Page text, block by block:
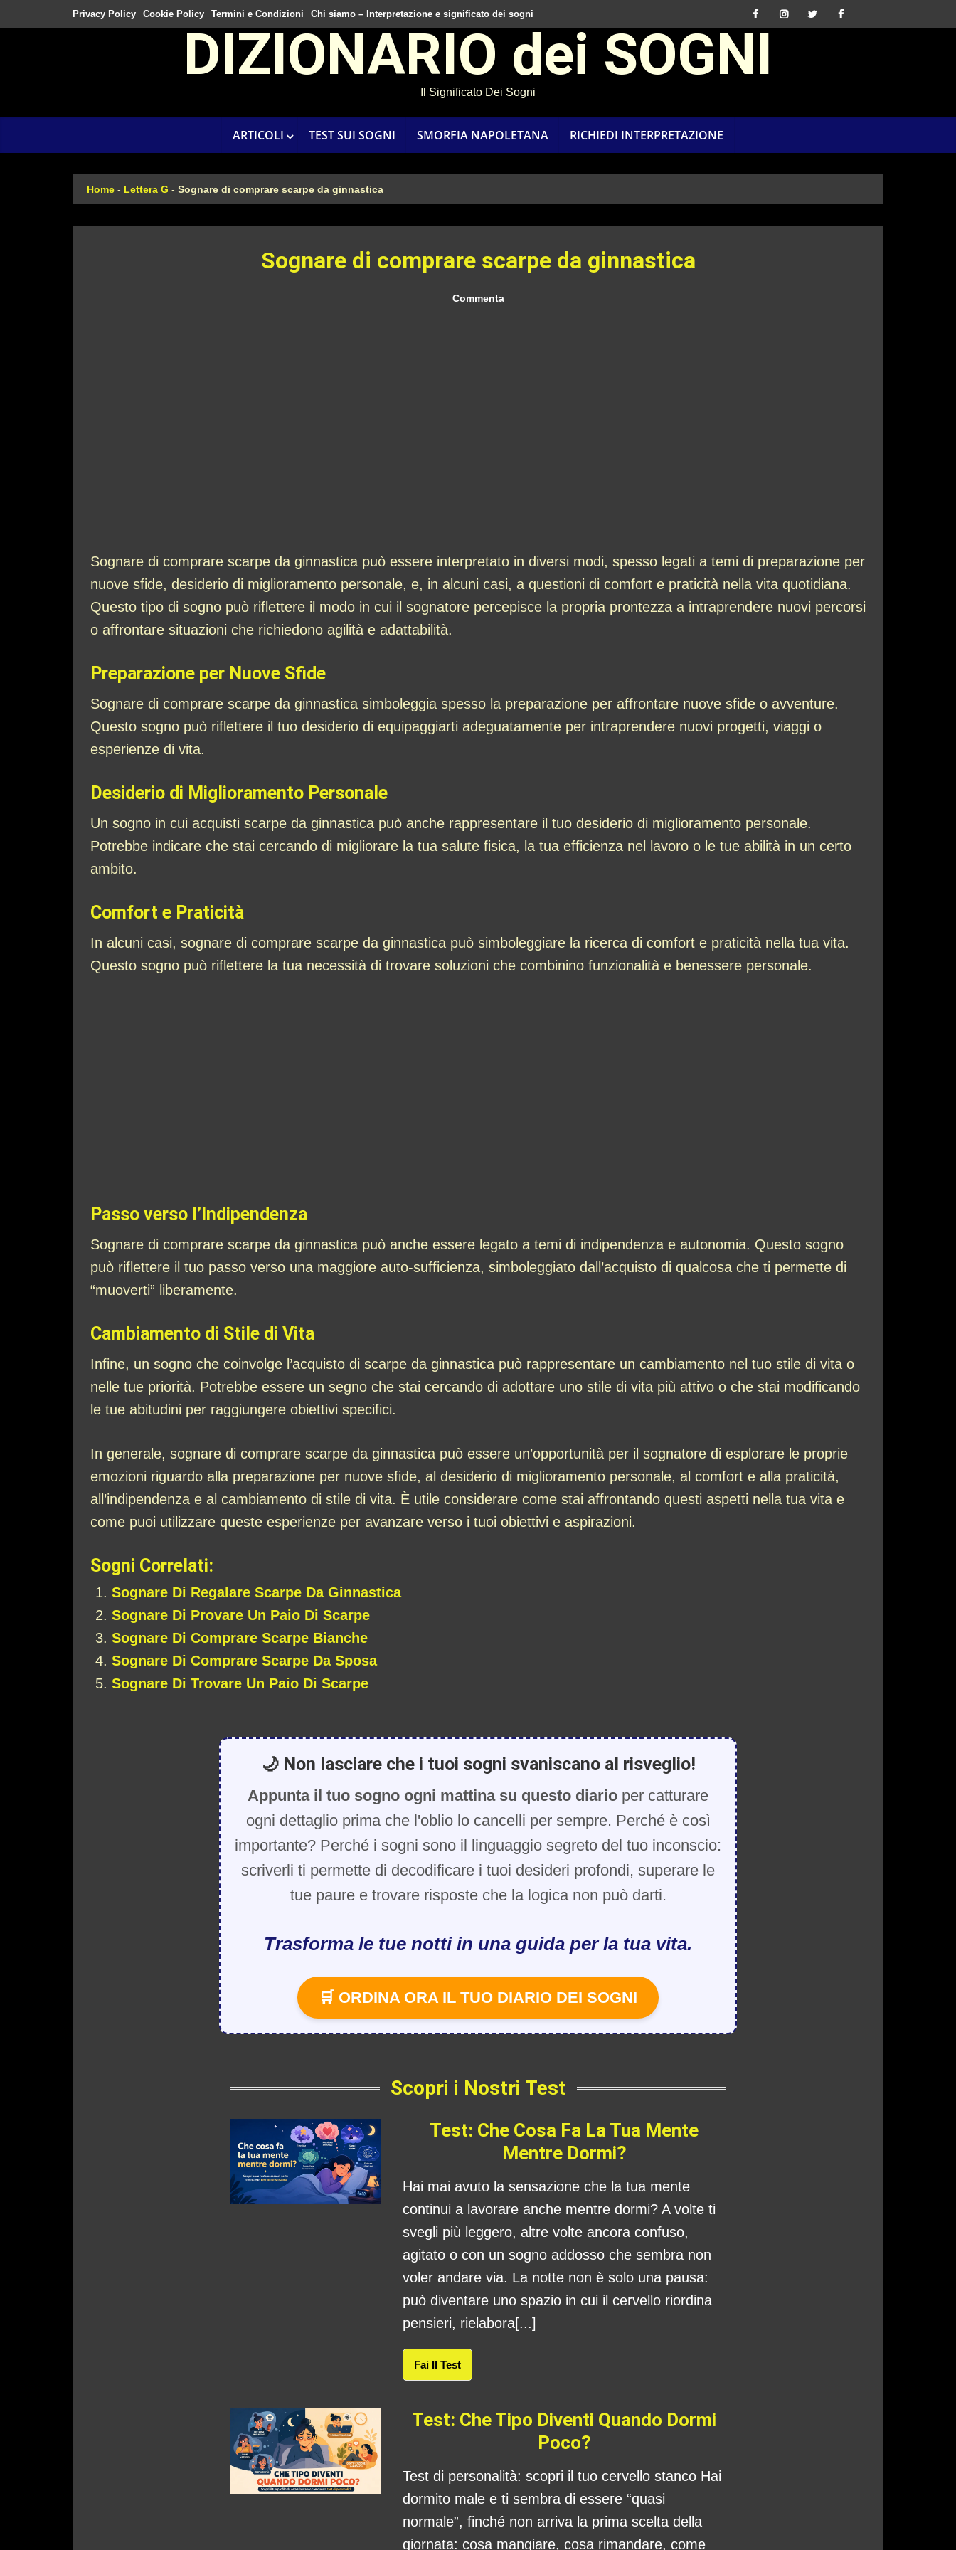
Privacy Policy Cookie Policy Termini e Condizioni Chi siamo – Interpretazione e significato dei sogni
DIZIONARIO dei SOGNI
Il Significato Dei Sogni
ARTICOLI TEST SUI SOGNI SMORFIA NAPOLETANA RICHIEDI INTERPRETAZIONE
Home - Lettera G - Sognare di comprare scarpe da ginnastica
Sognare di comprare scarpe da ginnastica
Commenta
Sognare di comprare scarpe da ginnastica può essere interpretato in diversi modi, spesso legati a temi di preparazione per
nuove sfide, desiderio di miglioramento personale, e, in alcuni casi, a questioni di comfort e praticità nella vita quotidiana.
Questo tipo di sogno può riflettere il modo in cui il sognatore percepisce la propria prontezza a intraprendere nuovi percorsi
o affrontare situazioni che richiedono agilità e adattabilità.
Preparazione per Nuove Sfide
Sognare di comprare scarpe da ginnastica simboleggia spesso la preparazione per affrontare nuove sfide o avventure.
Questo sogno può riflettere il tuo desiderio di equipaggiarti adeguatamente per intraprendere nuovi progetti, viaggi o
esperienze di vita.
Desiderio di Miglioramento Personale
Un sogno in cui acquisti scarpe da ginnastica può anche rappresentare il tuo desiderio di miglioramento personale.
Potrebbe indicare che stai cercando di migliorare la tua salute fisica, la tua efficienza nel lavoro o le tue abilità in un certo
ambito.
Comfort e Praticità
In alcuni casi, sognare di comprare scarpe da ginnastica può simboleggiare la ricerca di comfort e praticità nella tua vita.
Questo sogno può riflettere la tua necessità di trovare soluzioni che combinino funzionalità e benessere personale.
Passo verso l’Indipendenza
Sognare di comprare scarpe da ginnastica può anche essere legato a temi di indipendenza e autonomia. Questo sogno
può riflettere il tuo passo verso una maggiore auto-sufficienza, simboleggiato dall’acquisto di qualcosa che ti permette di
“muoverti” liberamente.
Cambiamento di Stile di Vita
Infine, un sogno che coinvolge l’acquisto di scarpe da ginnastica può rappresentare un cambiamento nel tuo stile di vita o
nelle tue priorità. Potrebbe essere un segno che stai cercando di adottare uno stile di vita più attivo o che stai modificando
le tue abitudini per raggiungere obiettivi specifici.
In generale, sognare di comprare scarpe da ginnastica può essere un’opportunità per il sognatore di esplorare le proprie
emozioni riguardo alla preparazione per nuove sfide, al desiderio di miglioramento personale, al comfort e alla praticità,
all’indipendenza e al cambiamento di stile di vita. È utile considerare come stai affrontando questi aspetti nella tua vita e
come puoi utilizzare queste esperienze per avanzare verso i tuoi obiettivi e aspirazioni.
Sogni Correlati:
Sognare Di Regalare Scarpe Da Ginnastica
Sognare Di Provare Un Paio Di Scarpe
Sognare Di Comprare Scarpe Bianche
Sognare Di Comprare Scarpe Da Sposa
Sognare Di Trovare Un Paio Di Scarpe
🌙 Non lasciare che i tuoi sogni svaniscano al risveglio!
Appunta il tuo sogno ogni mattina su questo diario per catturare
ogni dettaglio prima che l'oblio lo cancelli per sempre. Perché è così
importante? Perché i sogni sono il linguaggio segreto del tuo inconscio:
scriverli ti permette di decodificare i tuoi desideri profondi, superare le
tue paure e trovare risposte che la logica non può darti.
Trasforma le tue notti in una guida per la tua vita.
🛒 ORDINA ORA IL TUO DIARIO DEI SOGNI
Scopri i Nostri Test
Test: Che Cosa Fa La Tua Mente
Mentre Dormi?
Hai mai avuto la sensazione che la tua mente
continui a lavorare anche mentre dormi? A volte ti
svegli più leggero, altre volte ancora confuso,
agitato o con un sogno addosso che sembra non
voler andare via. La notte non è solo una pausa:
può diventare uno spazio in cui il cervello riordina
pensieri, rielabora[...]
Fai Il Test
Test: Che Tipo Diventi Quando Dormi
Poco?
Test di personalità: scopri il tuo cervello stanco Hai
dormito male e ti sembra di essere “quasi
normale”, finché non arriva la prima scelta della
giornata: cosa mangiare, cosa rimandare, come